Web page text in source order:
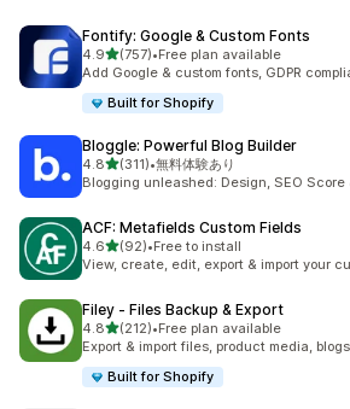
Fontify: Google & Custom Fonts
4.95つ星中
(757)
合計レビュー数：757件
•Free plan available
Add Google & custom fonts, GDPR
Built for Shopify
Bloggle: Powerful Blog Builder
4.85つ星中
(311)
合計レビュー数：311件
•無料体験あり
Blogging unleashed: Design, SEO Score
ACF: Metafields Custom Fields
4.65つ星中
(92)
合計レビュー数：92件
•Free to install
View, create, edit, export & import your
Filey ‑ Files Backup & Export
4.85つ星中
(212)
合計レビュー数：212件
•Free plan available
Export & import files, product media,
Built for Shopify